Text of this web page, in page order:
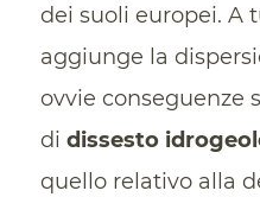
dei suoli europei. A
aggiunge la
ovvie conseguenze
di dissesto
quello relativo alla